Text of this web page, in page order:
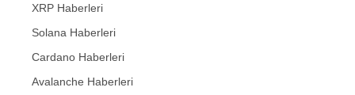
XRP Haberleri
Solana Haberleri
Cardano Haberleri
Avalanche Haberleri